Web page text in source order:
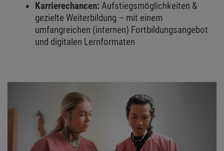
Karrierechancen: Aufstiegsmöglichkeiten &
gezielte Weiterbildung – mit einem
umfangreichen (internen) Fortbildungsangebot
und digitalen Lernformaten